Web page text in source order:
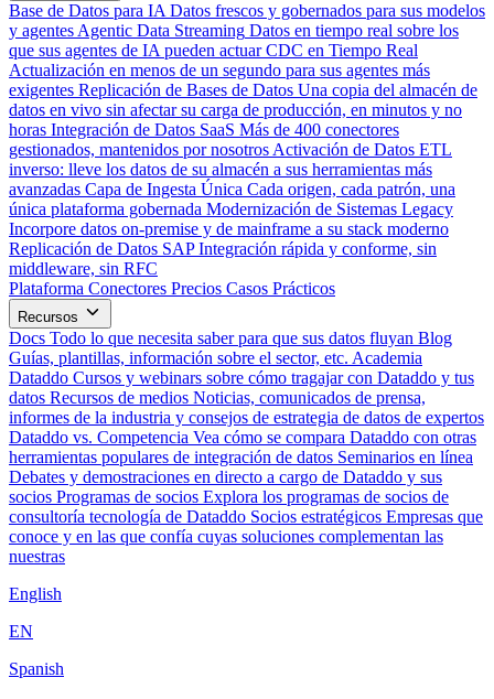
Base de Datos para IA Datos frescos y gobernados para sus modelos
y agentes Agentic Data Streaming Datos en tiempo real sobre los
que sus agentes de IA pueden actuar CDC en Tiempo Real
Actualización en menos de un segundo para sus agentes más
exigentes Replicación de Bases de Datos Una copia del almacén de
datos en vivo sin afectar su carga de producción, en minutos y no
horas Integración de Datos SaaS Más de 400 conectores
gestionados, mantenidos por nosotros Activación de Datos ETL
inverso: lleve los datos de su almacén a sus herramientas más
avanzadas Capa de Ingesta Única Cada origen, cada patrón, una
única plataforma gobernada Modernización de Sistemas Legacy
Incorpore datos on-premise y de mainframe a su stack moderno
Replicación de Datos SAP Integración rápida y conforme, sin
middleware, sin RFC
Plataforma Conectores Precios Casos Prácticos
Recursos
Docs Todo lo que necesita saber para que sus datos fluyan Blog
Guías, plantillas, información sobre el sector, etc. Academia
Dataddo Cursos y webinars sobre cómo tragajar con Dataddo y tus
datos Recursos de medios Noticias, comunicados de prensa,
informes de la industria y consejos de estrategia de datos de expertos
Dataddo vs. Competencia Vea cómo se compara Dataddo con otras
herramientas populares de integración de datos Seminarios en línea
Debates y demostraciones en directo a cargo de Dataddo y sus
socios Programas de socios Explora los programas de socios de
consultoría tecnología de Dataddo Socios estratégicos Empresas que
conoce y en las que confía cuyas soluciones complementan las
nuestras
English
EN
Spanish